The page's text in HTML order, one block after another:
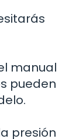
manual
pueden
presión